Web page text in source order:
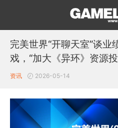
完美世界“开聊天室”谈业
戏，“加大《异环》资源投
资讯 2026-05-14